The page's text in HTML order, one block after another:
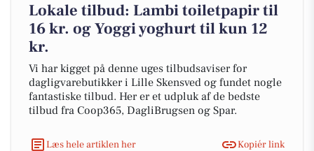
Lokale tilbud: Lambi toiletpapir til
16 kr. og Yoggi yoghurt til kun 12
kr.
Vi har kigget på denne uges tilbudsaviser for
dagligvarebutikker i Lille Skensved og fundet nogle
fantastiske tilbud. Her er et udpluk af de bedste
tilbud fra Coop365, DagliBrugsen og Spar.
Læs hele artiklen her Kopiér link